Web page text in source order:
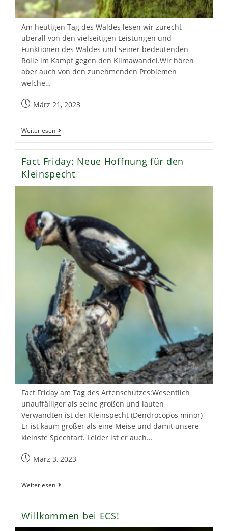
Am heutigen Tag des Waldes lesen wir zurecht
überall von den vielseitigen Leistungen und
Funktionen des Waldes und seiner bedeutenden
Rolle im Kampf gegen den Klimawandel.Wir hören
aber auch von den zunehmenden Problemen
welche…
BeitragMärz 21, 2023
WeiterlesenTag
Des
Fact Friday: Neue Hoffnung für den
Kleinspecht
Fact Friday am Tag des Artenschutzes:Wesentlich
unauffälliger als seine großen und lauten
Verwandten ist der Kleinspecht (Dendrocopos minor)
Er ist kaum größer als eine Meise und damit unsere
kleinste Spechtart. Leider ist er auch…
BeitragMärz 3, 2023
WeiterlesenFact
Friday:
Für
Den
Willkommen bei ECS!